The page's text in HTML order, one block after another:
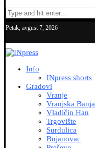
Petak, avgust 7, 2026
Info
INpress shorts
Gradovi
Vranje
Vranjska Banja
Vladičin Han
Trgovište
Surdulica
Bujanovac